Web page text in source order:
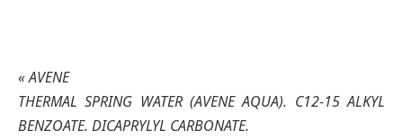
« AVENE
THERMAL SPRING WATER (AVENE AQUA). C12-15 ALKYL
BENZOATE. DICAPRYLYL CARBONATE.